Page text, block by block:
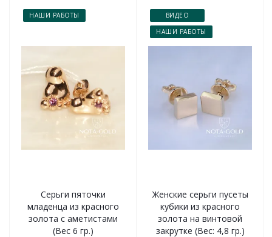
НАШИ РАБОТЫ
Серьги пяточки
младенца из красного
золота с аметистами
(Вес 6 гр.)
ВИДЕО
НАШИ РАБОТЫ
Женские серьги пусеты
кубики из красного
золота на винтовой
закрутке (Вес: 4,8 гр.)